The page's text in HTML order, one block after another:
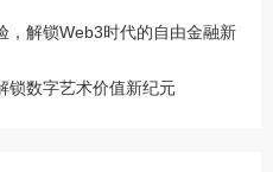
，解锁Web3时代的自由金融新
锁数字艺术价值新纪元